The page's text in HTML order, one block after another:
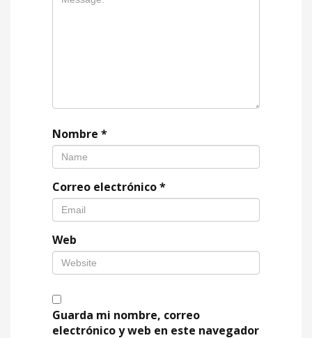
Nombre *
Correo electrónico*
Web
Guarda mi nombre, correo
electrónico y web en este navegador